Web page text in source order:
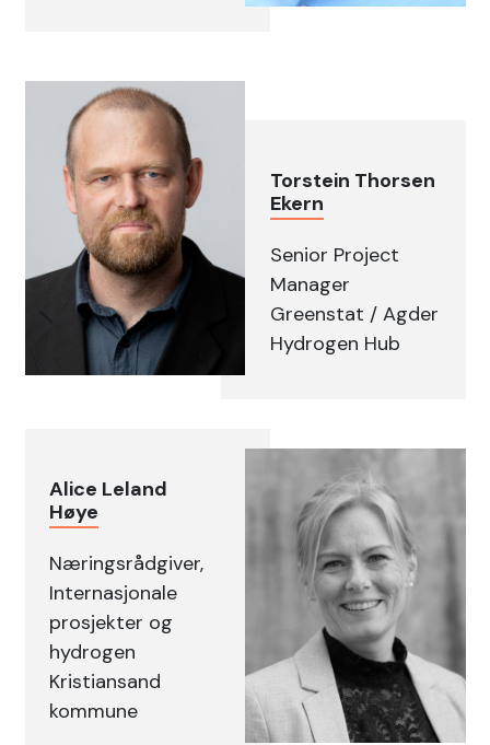
Torstein Thorsen
Ekern
Senior Project
Manager
Greenstat / Agder
Hydrogen Hub
Alice Leland
Høye
Næringsrådgiver,
Internasjonale
prosjekter og
hydrogen
Kristiansand
kommune